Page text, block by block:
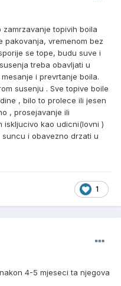
topivih boila
pakovanja, vremenom bez
se tope, budu suve i
treba obavljati u
i prevrtanje boila.
susenju . Sve topive boile
, bilo to prolece ili jesen
, prosejavanje ili
iskljucivo kao udicni(lovni )
i obavezno drzati u
1
4-5 mjeseci ta njegova